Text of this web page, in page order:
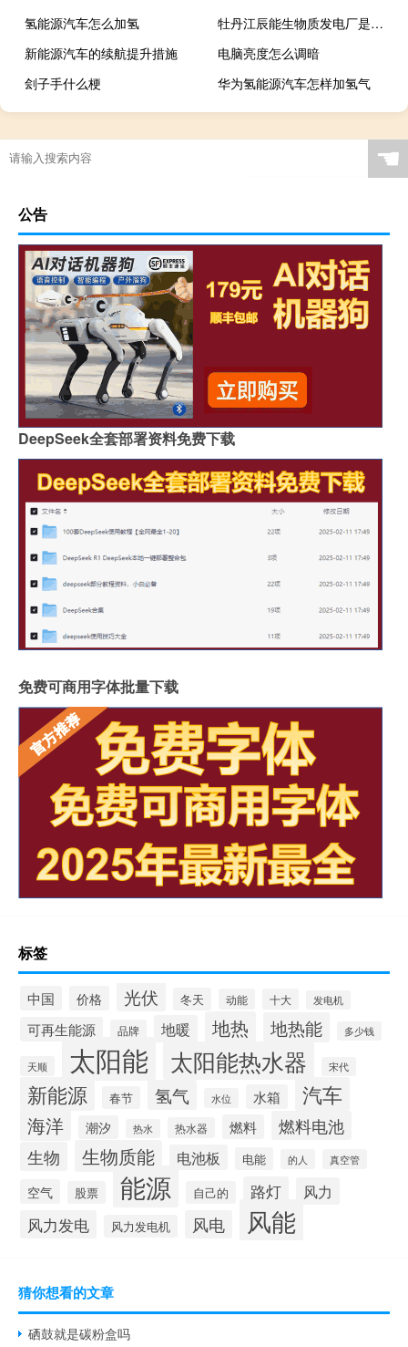
氢能源汽车怎么加氢
牡丹江辰能生物质发电厂是五险一金吗
新能源汽车的续航提升措施
电脑亮度怎么调暗
刽子手什么梗
华为氢能源汽车怎样加氢气
☚
公告
DeepSeek全套部署资料免费下载
免费可商用字体批量下载
标签
中国 价格 光伏 冬天 动能 十大 发电机
可再生能源 品牌 地暖 地热 地热能 多少钱
天顺 太阳能 太阳能热水器 宋代
新能源 春节 氢气 水位 水箱 汽车
海洋 潮汐 热水 热水器 燃料
燃料电池
生物
生物质能 电池板 电能 的人 真空管
空气 股票 能源 自己的 路灯 风力
风力发电 风力发电机 风电 风能
猜你想看的文章
硒鼓就是碳粉盒吗